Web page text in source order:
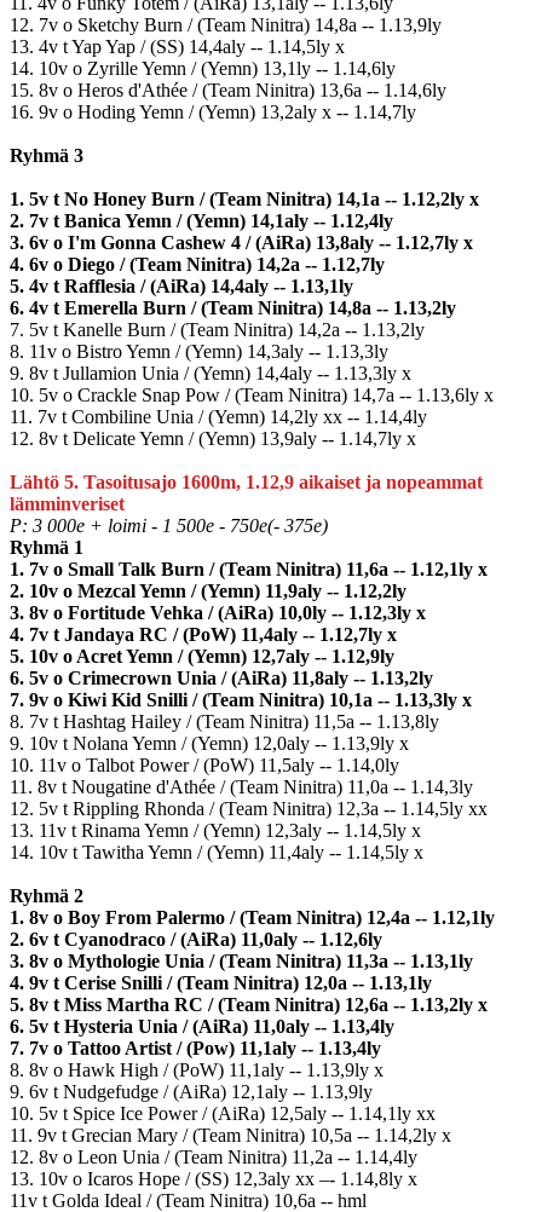
12. 7v o Sketchy Burn / (Team Ninitra) 14,8a -- 1.13,9ly
13. 4v t Yap Yap / (SS) 14,4aly -- 1.14,5ly x
14. 10v o Zyrille Yemn / (Yemn) 13,1ly -- 1.14,6ly
15. 8v o Heros d'Athée / (Team Ninitra) 13,6a -- 1.14,6ly
16. 9v o Hoding Yemn / (Yemn) 13,2aly x -- 1.14,7ly
Ryhmä 3
1. 5v t No Honey Burn / (Team Ninitra) 14,1a -- 1.12,2ly x
2. 7v t Banica Yemn / (Yemn) 14,1aly -- 1.12,4ly
3. 6v o I'm Gonna Cashew 4 / (AiRa) 13,8aly -- 1.12,7ly x
4. 6v o Diego / (Team Ninitra) 14,2a -- 1.12,7ly
5. 4v t Rafflesia / (AiRa) 14,4aly -- 1.13,1ly
6. 4v t Emerella Burn / (Team Ninitra) 14,8a -- 1.13,2ly
7. 5v t Kanelle Burn / (Team Ninitra) 14,2a -- 1.13,2ly
8. 11v o Bistro Yemn / (Yemn) 14,3aly -- 1.13,3ly
9. 8v t Jullamion Unia / (Yemn) 14,4aly -- 1.13,3ly x
10. 5v o Crackle Snap Pow / (Team Ninitra) 14,7a -- 1.13,6ly x
11. 7v t Combiline Unia / (Yemn) 14,2ly xx -- 1.14,4ly
12. 8v t Delicate Yemn / (Yemn) 13,9aly -- 1.14,7ly x
Lähtö 5. Tasoitusajo 1600m, 1.12,9 aikaiset ja nopeammat
lämminveriset
P: 3 000e + loimi - 1 500e - 750e(- 375e)
Ryhmä 1
1. 7v o Small Talk Burn / (Team Ninitra) 11,6a -- 1.12,1ly x
2. 10v o Mezcal Yemn / (Yemn) 11,9aly -- 1.12,2ly
3. 8v o Fortitude Vehka / (AiRa) 10,0ly -- 1.12,3ly x
4. 7v t Jandaya RC / (PoW) 11,4aly -- 1.12,7ly x
5. 10v o Acret Yemn / (Yemn) 12,7aly -- 1.12,9ly
6. 5v o Crimecrown Unia / (AiRa) 11,8aly -- 1.13,2ly
7. 9v o Kiwi Kid Snilli / (Team Ninitra) 10,1a -- 1.13,3ly x
8. 7v t Hashtag Hailey / (Team Ninitra) 11,5a -- 1.13,8ly
9. 10v t Nolana Yemn / (Yemn) 12,0aly -- 1.13,9ly x
10. 11v o Talbot Power / (PoW) 11,5aly -- 1.14,0ly
11. 8v t Nougatine d'Athée / (Team Ninitra) 11,0a -- 1.14,3ly
12. 5v t Rippling Rhonda / (Team Ninitra) 12,3a -- 1.14,5ly xx
13. 11v t Rinama Yemn / (Yemn) 12,3aly -- 1.14,5ly x
14. 10v t Tawitha Yemn / (Yemn) 11,4aly -- 1.14,5ly x
Ryhmä 2
1. 8v o Boy From Palermo / (Team Ninitra) 12,4a -- 1.12,1ly
2. 6v t Cyanodraco / (AiRa) 11,0aly -- 1.12,6ly
3. 8v o Mythologie Unia / (Team Ninitra) 11,3a -- 1.13,1ly
4. 9v t Cerise Snilli / (Team Ninitra) 12,0a -- 1.13,1ly
5. 8v t Miss Martha RC / (Team Ninitra) 12,6a -- 1.13,2ly x
6. 5v t Hysteria Unia / (AiRa) 11,0aly -- 1.13,4ly
7. 7v o Tattoo Artist / (Pow) 11,1aly -- 1.13,4ly
8. 8v o Hawk High / (PoW) 11,1aly -- 1.13,9ly x
9. 6v t Nudgefudge / (AiRa) 12,1aly -- 1.13,9ly
10. 5v t Spice Ice Power / (AiRa) 12,5aly -- 1.14,1ly xx
11. 9v t Grecian Mary / (Team Ninitra) 10,5a -- 1.14,2ly x
12. 8v o Leon Unia / (Team Ninitra) 11,2a -- 1.14,4ly
13. 10v o Icaros Hope / (SS) 12,3aly xx –- 1.14,8ly x
11v t Golda Ideal / (Team Ninitra) 10,6a -- hml